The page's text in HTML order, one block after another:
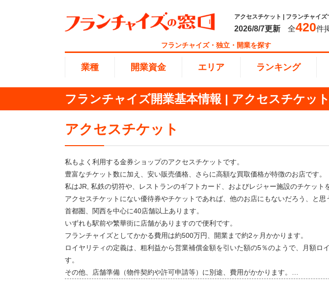
アクセスチケット | フランチャイ
2026/8/7更新 全420件
フランチャイズ・独立・開業を探す
業種
業種
海外FC本部 インタ
開業資金
開業資金
エリア
エリア
九州・沖縄
ランキング
ランキング
総合ランキング
100万以下で開業 夫婦で
副業・サイドビジネス 週間ラ
フランチャイズ開業基本情報 | アクセスチケット
アクセスチケット
私もよく利用する金券ショップのアクセスチケットです。
豊富なチケット数に加え、安い販売価格、さらに高額な買取価格が特徴のお店です。
私はJR, 私鉄の切符や、レストランのギフトカード、およびレジャー施設のチケット
アクセスチケットにない優待券やチケットであれば、他のお店にもないだろう、と思
首都圏、関西を中心に40店舗以上あります。
いずれも駅前や繁華街に店舗がありますので便利です。
フランチャイズとしてかかる費用は約500万円、開業まで約2ヶ月かかります。
ロイヤリティの定義は、粗利益から営業補償金額を引いた額の5％のようで、月額ロ
す。
その他、店舗準備（物件契約や許可申請等）に別途、費用がかかります。…